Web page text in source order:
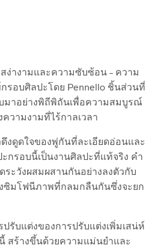
ง่างามและความซับซ้อน – ความ
รอบศิลปะโดย Pennello ชิ้นส่วนที่
มาอย่างพิถีพิถันเพื่อความสมบูรณ์
วามงามที่ไร้กาลเวลา
งดูดใจของพู่กันที่ละเอียดอ่อนและ
กรอบนี้เป็นงานศิลปะที่แท้จริง คำ
ระวังผสมผสานกันอย่างลงตัวกับ
ซิมโฟนีภาพที่กลมกลืนกันซึ่งจะยก
รับแต่งของการปรับแต่งเพิ่มเสน่ห์
สร้างขึ้นด้วยความแม่นยำและ